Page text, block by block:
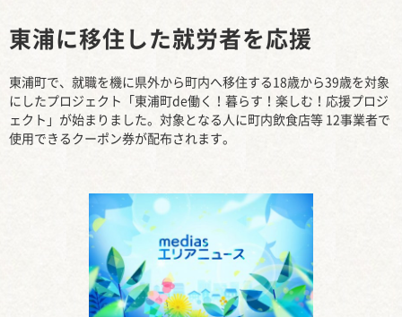
東浦に移住した就労者を応援
東浦町で、就職を機に県外から町内へ移住する18歳から39歳を対象
にしたプロジェクト「東浦町de働く！暮らす！楽しむ！応援プロジ
ェクト」が始まりました。対象となる人に町内飲食店等 12事業者で
使用できるクーポン券が配布されます。